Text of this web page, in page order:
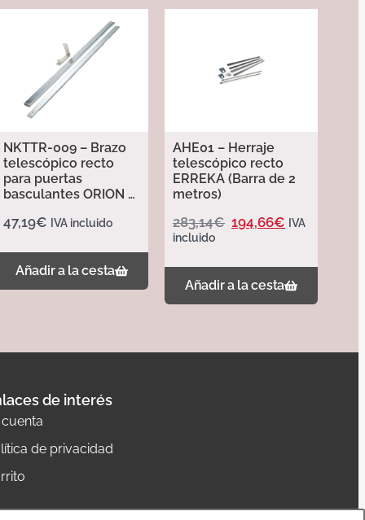
NKTTR-009 – Brazo
telescópico recto
para puertas
basculantes ORION –
47,19€ IVA incluido
Añadir a la cesta
AHE01 – Herraje
telescópico recto
ERREKA (Barra de 2
metros)
283,14€ 194,66€ IVA
incluido
Añadir a la cesta
de interés
cuenta
de privacidad